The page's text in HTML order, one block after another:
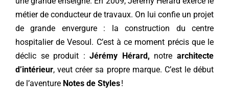
métier de conducteur de travaux. On lui confie un projet
de grande envergure : la construction du centre
hospitalier de Vesoul. C’est à ce moment précis que le
déclic se produit :Jérémy Hérard, notrearchitecte
d’intérieur, veut créer sa propre marque. C’est le début
de l’aventureNotes de Styles!